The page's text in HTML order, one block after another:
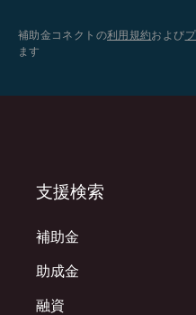
補助金コネクトの利用規約および
ます
支援検索
補助金
助成金
融資